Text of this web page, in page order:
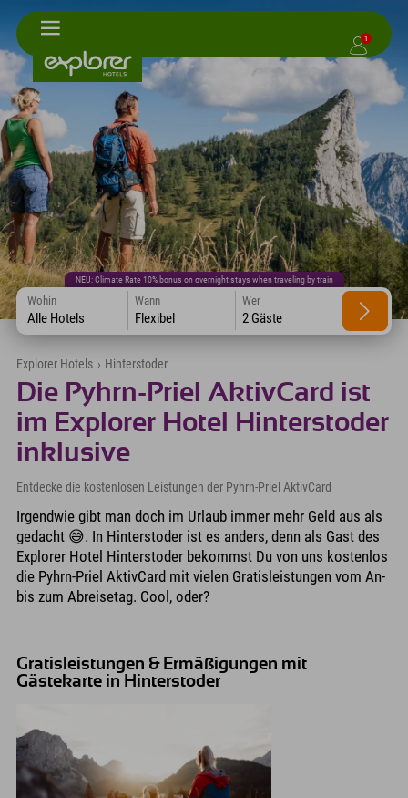
1
NEU: Climate Rate 10% bonus on overnight stays when traveling by train
Wohin
Alle Hotels
Wann
Flexibel
Wer
2 Gäste
Explorer Hotels › Hinterstoder
Die Pyhrn-Priel AktivCard ist
im Explorer Hotel Hinterstoder
inklusive
Entdecke die kostenlosen Leistungen der Pyhrn-Priel AktivCard
Irgendwie gibt man doch im Urlaub immer mehr Geld aus als
gedacht 😅. In Hinterstoder ist es anders, denn als Gast des
Explorer Hotel Hinterstoder bekommst Du von uns kostenlos
die Pyhrn-Priel AktivCard mit vielen Gratisleistungen vom An-
bis zum Abreisetag. Cool, oder?
Gratisleistungen & Ermäßigungen mit
Gästekarte in Hinterstoder